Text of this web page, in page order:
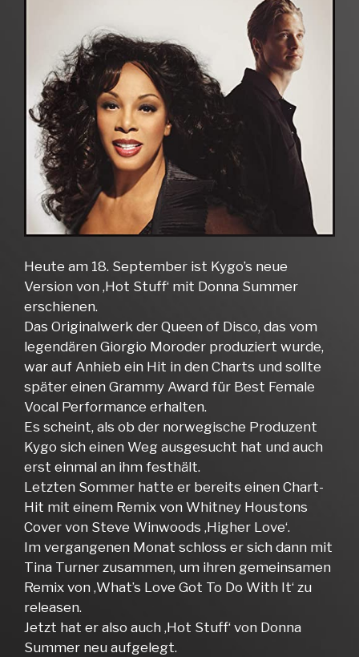
Heute am 18. September ist Kygo’s neue
Version von ‚Hot Stuff‘ mit Donna Summer
erschienen.
Das Originalwerk der Queen of Disco, das vom
legendären Giorgio Moroder produziert wurde,
war auf Anhieb ein Hit in den Charts und sollte
später einen Grammy Award für Best Female
Vocal Performance erhalten.
Es scheint, als ob der norwegische Produzent
Kygo sich einen Weg ausgesucht hat und auch
erst einmal an ihm festhält.
Letzten Sommer hatte er bereits einen Chart-
Hit mit einem Remix von Whitney Houstons
Cover von Steve Winwoods ‚Higher Love‘.
Im vergangenen Monat schloss er sich dann mit
Tina Turner zusammen, um ihren gemeinsamen
Remix von ‚What’s Love Got To Do With It‘ zu
releasen.
Jetzt hat er also auch ‚Hot Stuff‘ von Donna
Summer neu aufgelegt.